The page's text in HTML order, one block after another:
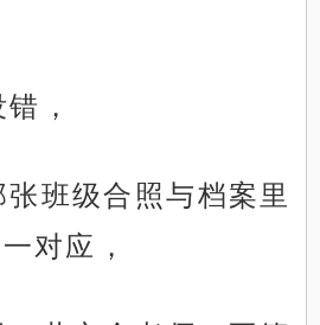
，
班级合照与档案里
对应，